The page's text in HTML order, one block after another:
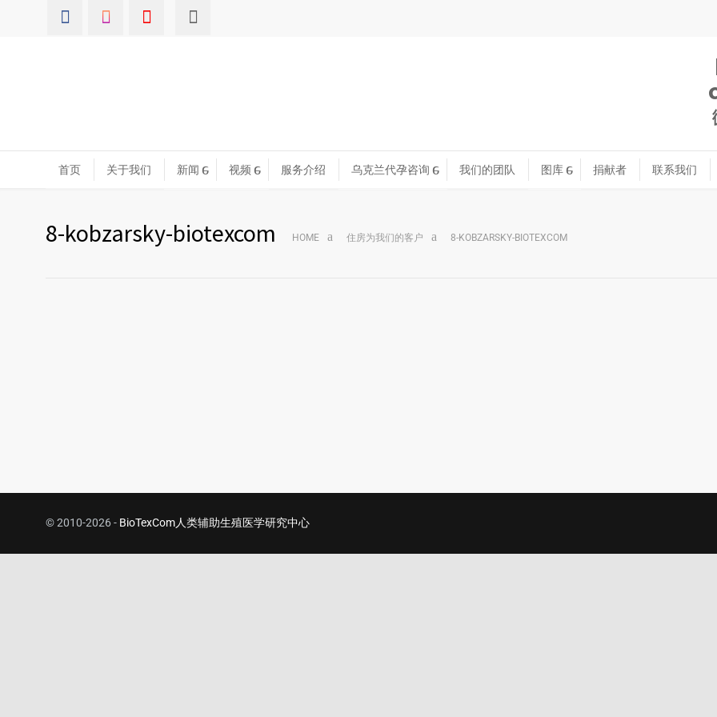
首页 关于我们 新闻 视频 服务介绍 乌克兰代孕咨询 我们的团队 图库 捐献者 联系我们
8-kobzarsky-biotexcom HOME 住房为我们的客户 8-KOBZARSKY-BIOTEXCOM
© 2010-2026 - BioTexCom人类辅助生殖医学研究中心